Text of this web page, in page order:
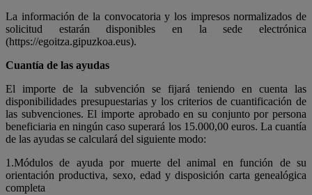
La información de la convocatoria y los impresos normalizados de
solicitud estarán disponibles en la sede electrónica
(https://egoitza.gipuzkoa.eus).
Cuantía de las ayudas
El importe de la subvención se fijará teniendo en cuenta las
disponibilidades presupuestarias y los criterios de cuantificación de
las subvenciones. El importe aprobado en su conjunto por persona
beneficiaria en ningún caso superará los 15.000,00 euros. La cuantía
de las ayudas se calculará del siguiente modo:
1.Módulos de ayuda por muerte del animal en función de su
orientación productiva, sexo, edad y disposición carta genealógica
completa